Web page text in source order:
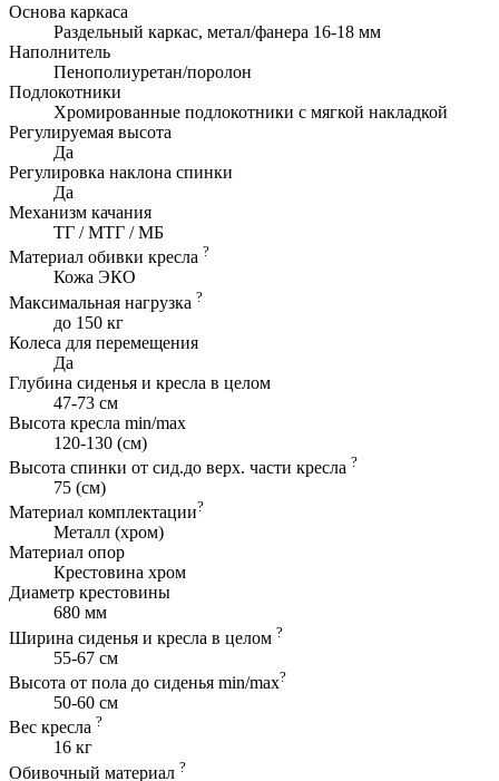
Основа каркаса
Раздельный каркас, метал/фанера 16-18 мм
Наполнитель
Пенополиуретан/поролон
Подлокотники
Хромированные подлокотники с мягкой накладкой
Регулируемая высота
Да
Регулировка наклона спинки
Да
Механизм качания
ТГ / МТГ / МБ
Материал обивки кресла ?
Кожа ЭКО
Максимальная нагрузка ?
до 150 кг
Колеса для перемещения
Да
Глубина сиденья и кресла в целом
47-73 см
Высота кресла min/max
120-130 (cм)
Высота спинки от сид.до верх. части кресла ?
75 (см)
Материал комплектации?
Металл (хром)
Материал опор
Крестовина хром
Диаметр крестовины
680 мм
Ширина сиденья и кресла в целом ?
55-67 см
Высота от пола до сиденья min/max?
50-60 см
Вес кресла ?
16 кг
Обивочный материал ?